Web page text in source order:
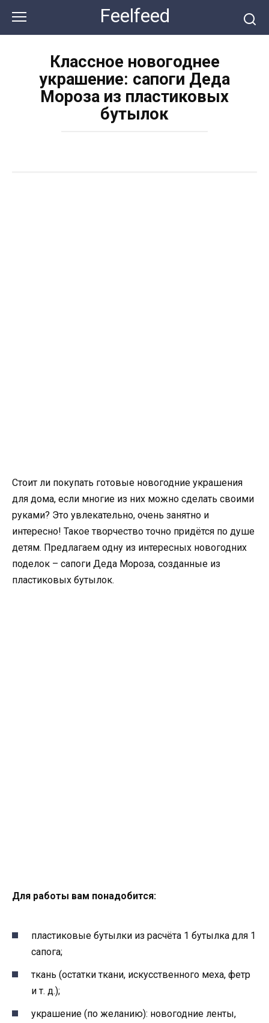
контенту
Feelfeed
Классное новогоднее
украшение: сапоги Деда
Мороза из пластиковых
бутылок
Стоит ли покупать готовые новогодние украшения
для дома, если многие из них можно сделать своими
руками? Это увлекательно, очень занятно и
интересно! Такое творчество точно придётся по душе
детям. Предлагаем одну из интересных новогодних
поделок – сапоги Деда Мороза, созданные из
пластиковых бутылок.
Для работы вам понадобится:
пластиковые бутылки из расчёта 1 бутылка для 1
сапога;
ткань (остатки ткани, искусственного меха, фетр
и т. д.);
украшение (по желанию): новогодние ленты,